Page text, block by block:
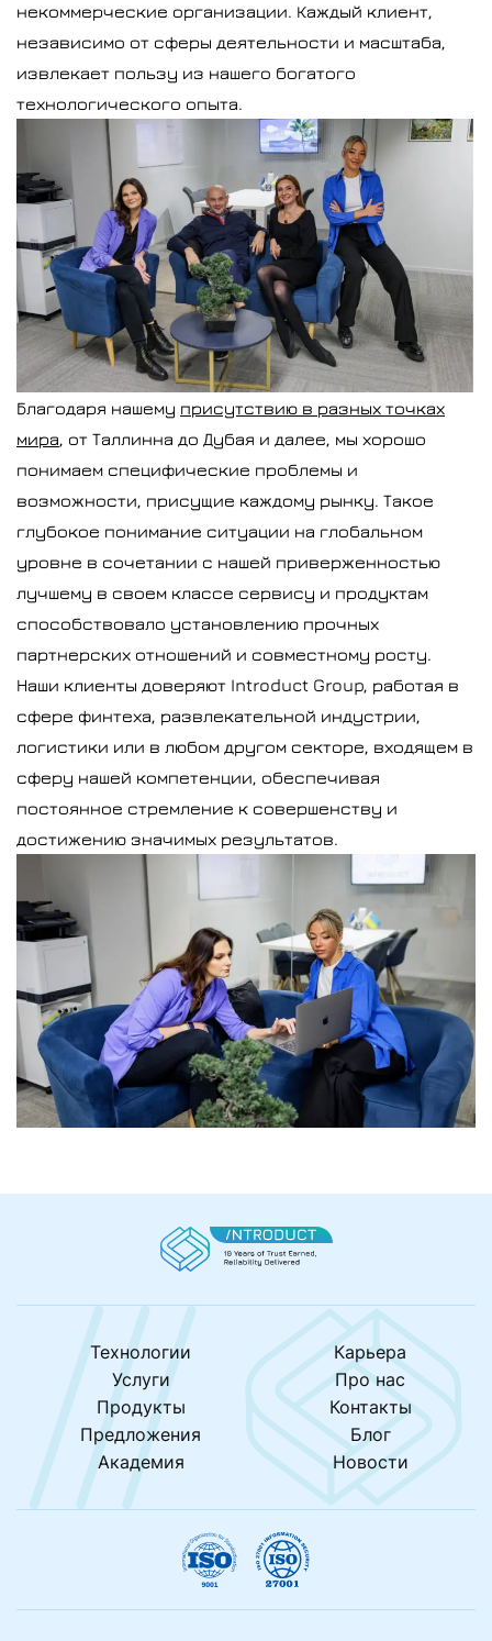
некоммерческие организации. Каждый клиент,
независимо от сферы деятельности и масштаба,
извлекает пользу из нашего богатого
технологического опыта.
Благодаря нашему присутствию в разных точках
мира, от Таллинна до Дубая и далее, мы хорошо
понимаем специфические проблемы и
возможности, присущие каждому рынку. Такое
глубокое понимание ситуации на глобальном
уровне в сочетании с нашей приверженностью
лучшему в своем классе сервису и продуктам
способствовало установлению прочных
партнерских отношений и совместному росту.
Наши клиенты доверяют Introduct Group, работая в
сфере финтеха, развлекательной индустрии,
логистики или в любом другом секторе, входящем в
сферу нашей компетенции, обеспечивая
постоянное стремление к совершенству и
достижению значимых результатов.
Технологии
Услуги
Продукты
Предложения
Академия
Карьера
Про нас
Контакты
Блог
Новости